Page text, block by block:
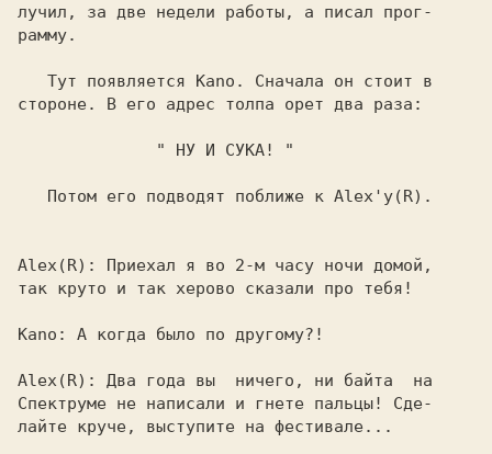
лучил, за две недели работы, а писал прог-
рамму.
   Тут появляется
Kano. Сначала он стоит в
стороне. В его адрес толпа орет два раза:
" НУ И СУКА! "
   Потом его подводят поближе к
Alex'у(R).
Alex(R): Приехал я во 2-м часу ночи домой,
так круто и так херово сказали про тебя!
Kano: А когда было по другому?!
Alex(R): Два года вы  ничего, ни байта  на
Спектруме не написали и гнете пальцы! Сде-
лайте круче, выступите на фестивале...